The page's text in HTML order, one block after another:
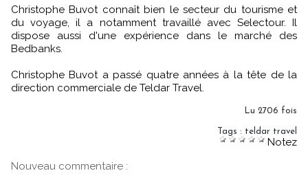
Christophe Buvot connaît bien le secteur du tourisme et
du voyage, il a notamment travaillé avec Selectour. Il
dispose aussi d'une expérience dans le marché des
Bedbanks.
Christophe Buvot a passé quatre années à la tête de la
direction commerciale de Teldar Travel.
Lu 2706 fois
Tags : teldar travel
Notez
Nouveau commentaire :